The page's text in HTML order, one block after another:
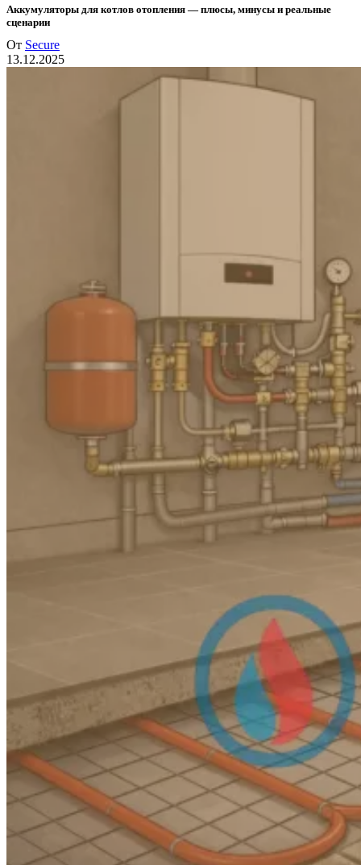
Аккумуляторы для котлов отопления — плюсы, минусы и реальные
сценарии
От Secure
13.12.2025